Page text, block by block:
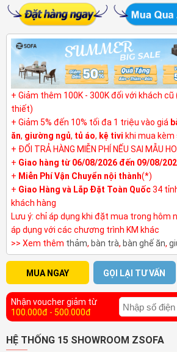
+ Giảm thêm 100K - 300K đối với khách
thiết)
+ Giảm 5% đến 10% tối đa 1 triệu vào giá
ăn, giường ngủ, tủ áo, kệ tivi khi mua
+ ĐỔI TRẢ HÀNG MIỄN PHÍ NẾU SAI MẪU
+ Giao hàng từ 06/08/2026 đến 09/08/
+ Miễn Phí Vận Chuyển nội thành(*)
+ Giao Hàng và Lắp Đặt Toàn Quốc34
khách hàng
Lưu ý: chỉ áp dụng khi đặt mua trong hôm
áp dụng với các chương trình KM khác
>> Xem thêm thảm, bàn trà, bàn ghế ăn,
MUA NGAY GỌI LẠI TƯ VẤN
Nhận voucher giảm từ
100.000đ - 500.000đ
HỆ THỐNG 15 SHOWROOM ZSOFA